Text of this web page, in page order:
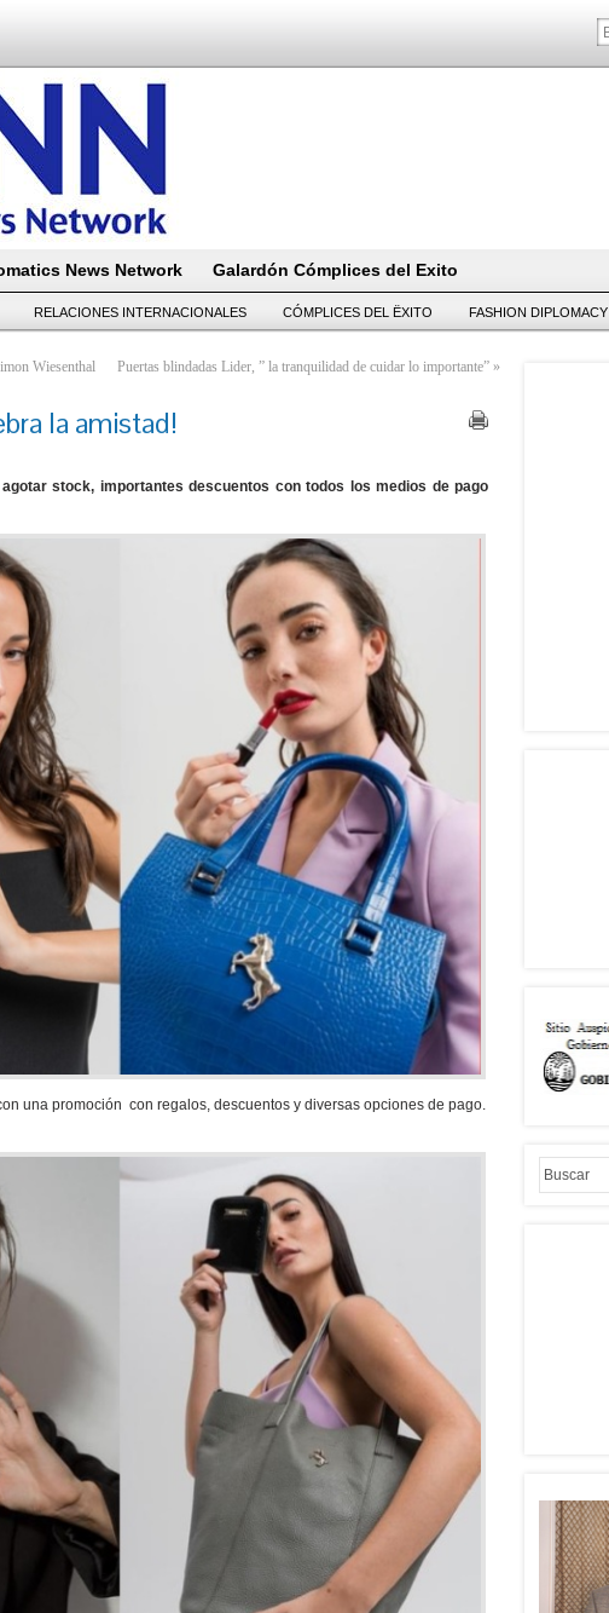
News Network Galardón Cómplices del Exito
RELACIONES INTERNACIONALES CÓMPLICES DEL ËXITO FASHION DIPLOMACY
Wiesenthal Puertas blindadas Lider, ” la tranquilidad de cuidar lo importante” »
la amistad!
stock, importantes descuentos con todos los medios de pago
una promoción con regalos, descuentos y diversas opciones de pago.